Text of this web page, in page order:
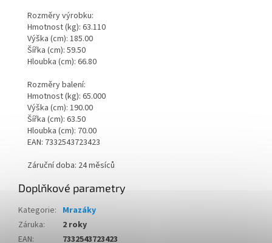
Rozměry výrobku:
Hmotnost (kg): 63.110
Výška (cm): 185.00
Šířka (cm): 59.50
Hloubka (cm): 66.80
Rozměry balení:
Hmotnost (kg): 65.000
Výška (cm): 190.00
Šířka (cm): 63.50
Hloubka (cm): 70.00
EAN: 7332543723423
Záruční doba: 24 měsíců
Doplňkové parametry
Kategorie: Mrazáky
Záruka:
2 roky
EAN: 7332543723423